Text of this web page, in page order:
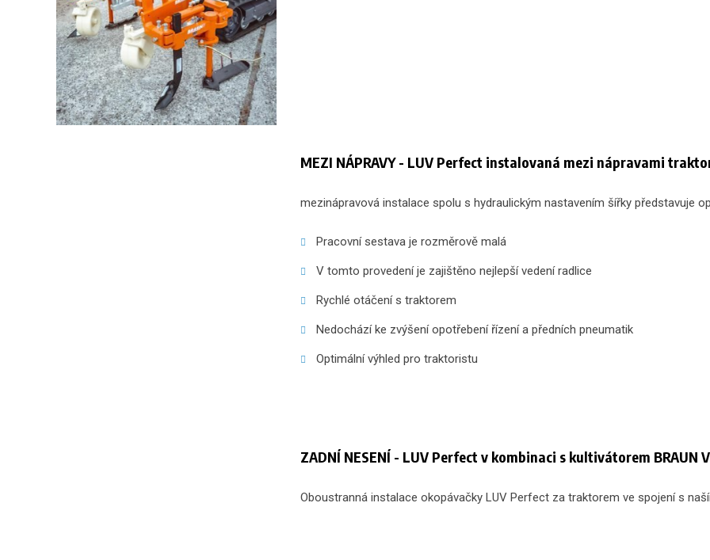
MEZI NÁPRAVY - LUV Perfect instalovaná mezi nápravami
mezinápravová instalace spolu s hydraulickým nastavením šířky představuje
Pracovní sestava je rozměrově malá
V tomto provedení je zajištěno nejlepší vedení radlice
Rychlé otáčení s traktorem
Nedochází ke zvýšení opotřebení řízení a předních pneumatik
Optimální výhled pro traktoristu
ZADNÍ NESENÍ - LUV Perfect v kombinaci s kultivátorem BRAUN
Oboustranná instalace okopávačky LUV Perfect za traktorem ve spojení s